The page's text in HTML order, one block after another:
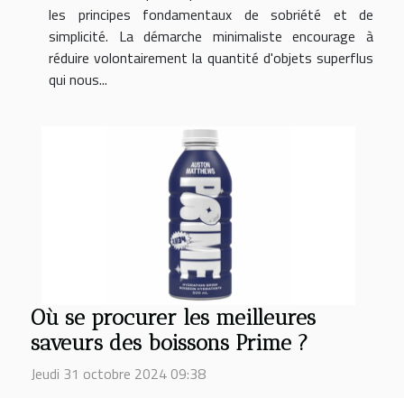
les principes fondamentaux de sobriété et de
simplicité. La démarche minimaliste encourage à
réduire volontairement la quantité d'objets superflus
qui nous...
Où se procurer les meilleures
saveurs des boissons Prime ?
Jeudi 31 octobre 2024 09:38